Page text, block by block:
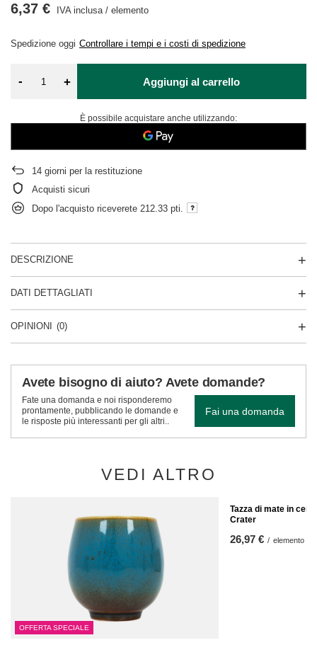
Spedizione oggi Controllare i tempi e i costi di spedizione
6,37 € IVA inclusa/ elemento
- + Aggiungi al carrello
È possibile acquistare anche utilizzando:
14 giorni per la restituzione
Acquisti sicuri
Dopo l'acquisto riceverete 212.33 pti.
DESCRIZIONE
DATI DETTAGLIATI
OPINIONI (0)
Avete bisogno di aiuto? Avete domande?
Fate una domanda e noi risponderemo
prontamente, pubblicando le domande e
le risposte più interessanti per gli altri..
Fai una domanda
VEDI ALTRO
OFFERTA SPECIALE
Tazza di mate in
Crater
26,97 € / elemento